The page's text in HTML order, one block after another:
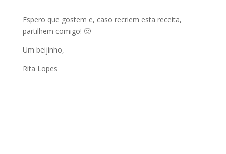
Espero que gostem e, caso recriem esta receita,
partilhem comigo! 🙂
Um beijinho,
Rita Lopes